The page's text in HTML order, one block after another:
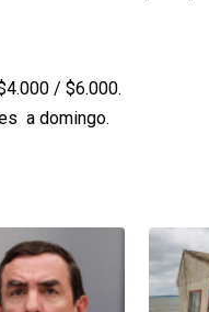
/ $6.000.
a domingo.